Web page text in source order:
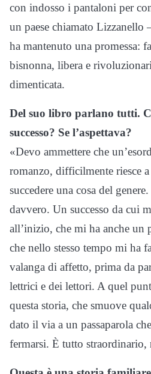
con indosso i pantaloni per
un paese chiamato Lizzanello
ha mantenuto una promessa:
bisnonna, libera e
dimenticata.
Del suo libro parlano tutti.
successo? Se l’aspettava?
«Devo ammettere che
romanzo, difficilmente riesce
succedere una cosa del
davvero. Un successo da cui
all’inizio, che mi ha anche un
che nello stesso tempo mi ha
valanga di affetto, prima da
lettrici e dei lettori. A quel
questa storia, che smuove
dato il via a un passaparola
fermarsi. È tutto straordinario,